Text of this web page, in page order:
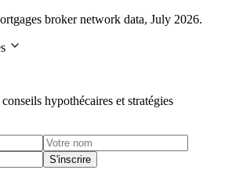
broker network data, July 2026.
hypothécaires et stratégies
S'inscrire